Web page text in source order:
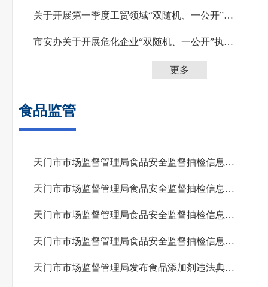
关于开展第一季度工贸领域“双随机、一公开”执法检查的通知
市安办关于开展危化企业“双随机、一公开”执法检查的通知
更多
食品监管
天门市市场监督管理局食品安全监督抽检信息公告 （2026年第6期）
天门市市场监督管理局食品安全监督抽检信息公告（2026年第5期）
天门市市场监督管理局食品安全监督抽检信息公告（2026年第4期）
天门市市场监督管理局食品安全监督抽检信息公告（2026年第3期）
天门市市场监督管理局发布食品添加剂违法典型案例